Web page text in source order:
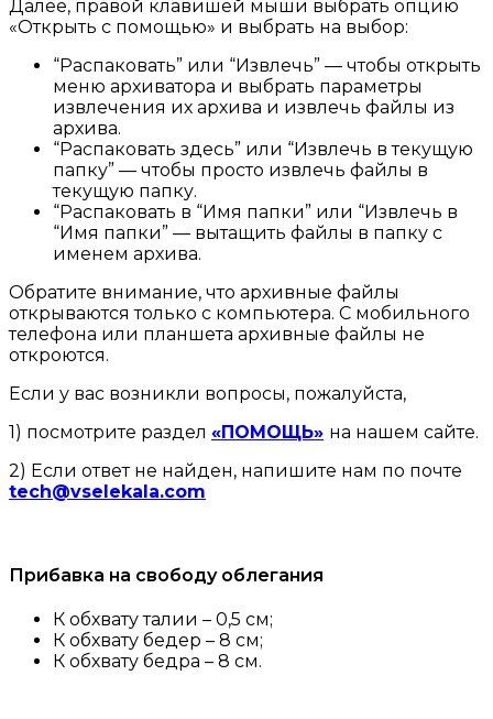
Далее, правой клавишей мыши выбрать опцию
«Открыть с помощью» и выбрать на выбор:
“Распаковать” или “Извлечь” — чтобы открыть
меню архиватора и выбрать параметры
извлечения их архива и извлечь файлы из
архива.
“Распаковать здесь” или “Извлечь в текущую
папку” — чтобы просто извлечь файлы в
текущую папку.
“Распаковать в “Имя папки” или “Извлечь в
“Имя папки” — вытащить файлы в папку с
именем архива.
Обратите внимание, что архивные файлы
открываются только с компьютера. С мобильного
телефона или планшета архивные файлы не
откроются.
Если у вас возникли вопросы, пожалуйста,
1) посмотрите раздел «ПОМОЩЬ» на нашем сайте.
2) Если ответ не найден, напишите нам по почте
tech@vselekala.com
Прибавка на свободу облегания
К обхвату талии – 0,5 см;
К обхвату бедер – 8 см;
К обхвату бедра – 8 см.